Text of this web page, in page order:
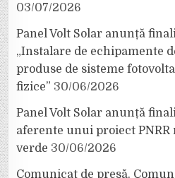
03/07/2026
Panel Volt Solar anunță
„Instalare de echipamente
produse de sisteme
fizice” 30/06/2026
Panel Volt Solar anunță
aferente unui proiect
verde 30/06/2026
Comunicat de presă.